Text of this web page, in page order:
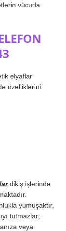
vücuda
elyaflar
özelliklerini
dikiş işlerinde
yumuşaktır,
tutmazlar;
veya